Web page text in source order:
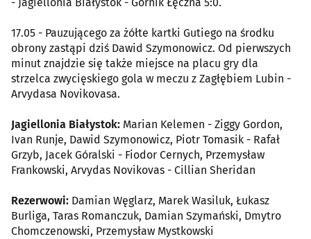
17.05 - Pauzującego za żółte kartki Gutiego na środku
obrony zastąpi dziś Dawid Szymonowicz. Od pierwszych
minut znajdzie się także miejsce na placu gry dla
strzelca zwycięskiego gola w meczu z Zagłębiem Lubin -
Arvydasa Novikovasa.
Jagiellonia Białystok: Marian Kelemen - Ziggy Gordon,
Ivan Runje, Dawid Szymonowicz, Piotr Tomasik - Rafał
Grzyb, Jacek Góralski - Fiodor Cernych, Przemysław
Frankowski, Arvydas Novikovas - Cillian Sheridan
Rezerwowi: Damian Węglarz, Marek Wasiluk, Łukasz
Burliga, Taras Romanczuk, Damian Szymański, Dmytro
Chomczenowski, Przemysław Mystkowski